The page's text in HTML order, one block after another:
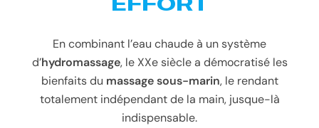
En combinant l’eau chaude à un système
d’hydromassage, le XXe siècle a démocratisé les
bienfaits du massage sous-marin, le rendant
totalement indépendant de la main, jusque-là
indispensable.